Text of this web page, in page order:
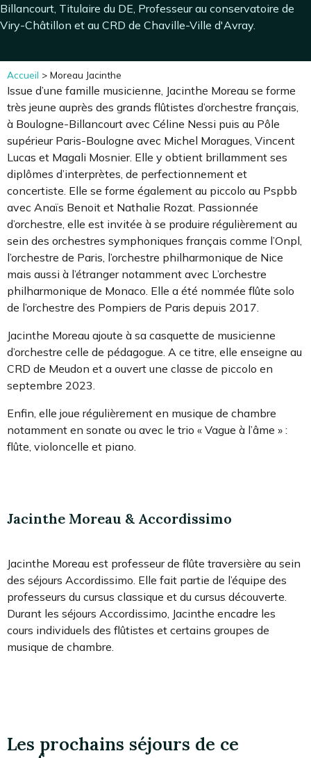
Billancourt, Titulaire du DE, Professeur au conservatoire de
Viry-Châtillon et au CRD de Chaville-Ville d'Avray.
Accueil > Moreau Jacinthe
Issue d’une famille musicienne, Jacinthe Moreau se forme
très jeune auprès des grands flûtistes d’orchestre français,
à Boulogne-Billancourt avec Céline Nessi puis au Pôle
supérieur Paris-Boulogne avec Michel Moragues, Vincent
Lucas et Magali Mosnier. Elle y obtient brillamment ses
diplômes d’interprètes, de perfectionnement et
concertiste. Elle se forme également au piccolo au Pspbb
avec Anaïs Benoit et Nathalie Rozat. Passionnée
d’orchestre, elle est invitée à se produire régulièrement au
sein des orchestres symphoniques français comme l’Onpl,
l’orchestre de Paris, l’orchestre philharmonique de Nice
mais aussi à l’étranger notamment avec L’orchestre
philharmonique de Monaco. Elle a été nommée flûte solo
de l’orchestre des Pompiers de Paris depuis 2017.
Jacinthe Moreau ajoute à sa casquette de musicienne
d’orchestre celle de pédagogue. A ce titre, elle enseigne au
CRD de Meudon et a ouvert une classe de piccolo en
septembre 2023.
Enfin, elle joue régulièrement en musique de chambre
notamment en sonate ou avec le trio « Vague à l’âme » :
flûte, violoncelle et piano.
Jacinthe Moreau & Accordissimo
Jacinthe Moreau est professeur de flûte traversière au sein
des séjours Accordissimo. Elle fait partie de l’équipe des
professeurs du cursus classique et du cursus découverte.
Durant les séjours Accordissimo, Jacinthe encadre les
cours individuels des flûtistes et certains groupes de
musique de chambre.
Les prochains séjours de ce